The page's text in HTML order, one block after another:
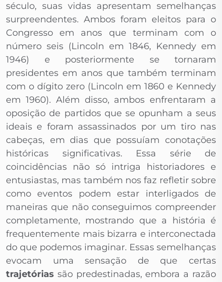
século, suas vidas apresentam semelhanças
surpreendentes. Ambos foram eleitos para o
Congresso em anos que terminam com o
número seis (Lincoln em 1846, Kennedy em
1946) e posteriormente se tornaram
presidentes em anos que também terminam
com o dígito zero (Lincoln em 1860 e Kennedy
em 1960). Além disso, ambos enfrentaram a
oposição de partidos que se opunham a seus
ideais e foram assassinados por um tiro nas
cabeças, em dias que possuíam conotações
históricas significativas. Essa série de
coincidências não só intriga historiadores e
entusiastas, mas também nos faz refletir sobre
como eventos podem estar interligados de
maneiras que não conseguimos compreender
completamente, mostrando que a história é
frequentemente mais bizarra e interconectada
do que podemos imaginar. Essas semelhanças
evocam uma sensação de que certas
trajetórias são predestinadas, embora a razão